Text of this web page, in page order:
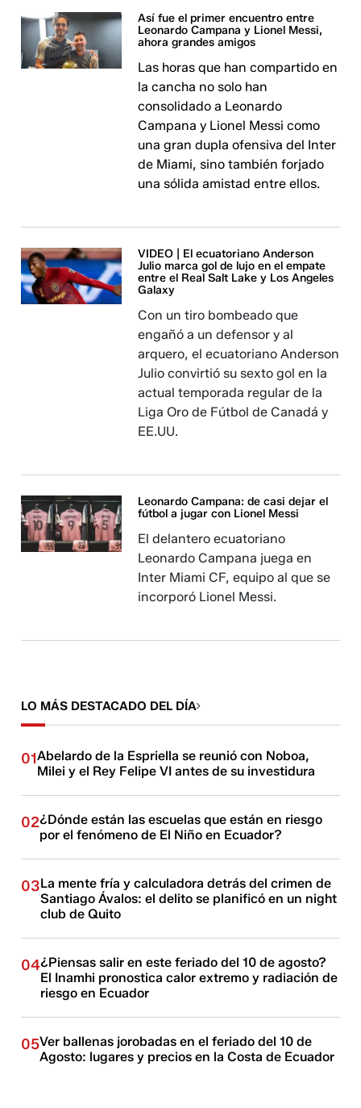
Así fue el primer encuentro entre
Leonardo Campana y Lionel Messi,
ahora grandes amigos
Las horas que han compartido en
la cancha no solo han
consolidado a Leonardo
Campana y Lionel Messi como
una gran dupla ofensiva del Inter
de Miami, sino también forjado
una sólida amistad entre ellos.
VIDEO | El ecuatoriano Anderson
Julio marca gol de lujo en el empate
entre el Real Salt Lake y Los Angeles
Galaxy
Con un tiro bombeado que
engañó a un defensor y al
arquero, el ecuatoriano Anderson
Julio convirtió su sexto gol en la
actual temporada regular de la
Liga Oro de Fútbol de Canadá y
EE.UU.
Leonardo Campana: de casi dejar el
fútbol a jugar con Lionel Messi
El delantero ecuatoriano
Leonardo Campana juega en
Inter Miami CF, equipo al que se
incorporó Lionel Messi.
LO MÁS DESTACADO DEL DÍA
01Abelardo de la Espriella se reunió con Noboa,
Milei y el Rey Felipe VI antes de su investidura
02¿Dónde están las escuelas que están en riesgo
por el fenómeno de El Niño en Ecuador?
03La mente fría y calculadora detrás del crimen de
Santiago Ávalos: el delito se planificó en un night
club de Quito
04¿Piensas salir en este feriado del 10 de agosto?
El Inamhi pronostica calor extremo y radiación de
riesgo en Ecuador
05Ver ballenas jorobadas en el feriado del 10 de
Agosto: lugares y precios en la Costa de Ecuador